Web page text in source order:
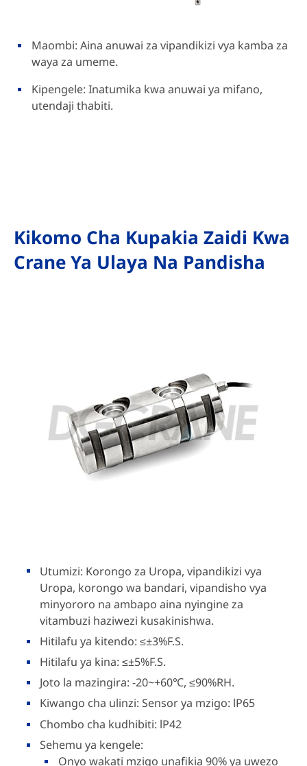
Maombi: Aina anuwai za vipandikizi vya kamba za
waya za umeme.
Kipengele: Inatumika kwa anuwai ya mifano,
utendaji thabiti.
Kikomo Cha Kupakia Zaidi Kwa
Crane Ya Ulaya Na Pandisha
Utumizi: Korongo za Uropa, vipandikizi vya
Uropa, korongo wa bandari, vipandisho vya
minyororo na ambapo aina nyingine za
vitambuzi haziwezi kusakinishwa.
Hitilafu ya kitendo: ≤±3%F.S.
Hitilafu ya kina: ≤±5%F.S.
Joto la mazingira: -20~+60℃, ≤90%RH.
Kiwango cha ulinzi: Sensor ya mzigo: lP65
Chombo cha kudhibiti: lP42
Sehemu ya kengele:
Onyo wakati mzigo unafikia 90% ya uwezo